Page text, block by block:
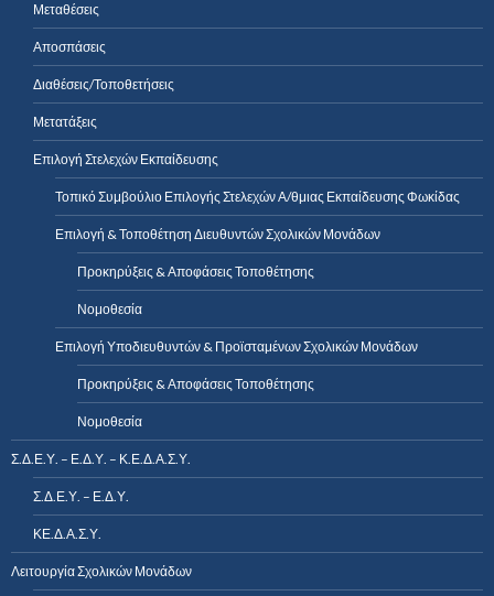
Μεταθέσεις
Αποσπάσεις
Διαθέσεις/Τοποθετήσεις
Μετατάξεις
Επιλογή Στελεχών Εκπαίδευσης
Τοπικό Συμβούλιο Επιλογής Στελεχών Α/θμιας Εκπαίδευσης Φωκίδας
Επιλογή & Τοποθέτηση Διευθυντών Σχολικών Μονάδων
Προκηρύξεις & Αποφάσεις Τοποθέτησης
Νομοθεσία
Επιλογή Υποδιευθυντών & Προϊσταμένων Σχολικών Μονάδων
Προκηρύξεις & Αποφάσεις Τοποθέτησης
Νομοθεσία
Σ.Δ.Ε.Υ. – Ε.Δ.Υ. – Κ.Ε.Δ.Α.Σ.Υ.
Σ.Δ.Ε.Υ. – Ε.Δ.Υ.
ΚΕ.Δ.Α.Σ.Υ.
Λειτουργία Σχολικών Μονάδων